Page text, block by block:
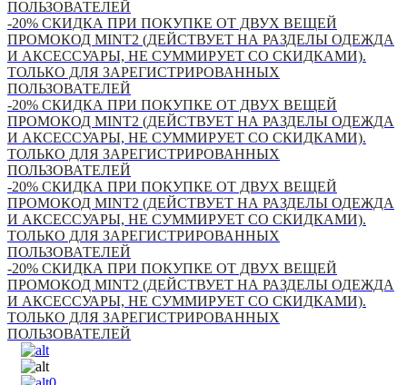
ПОЛЬЗОВАТЕЛЕЙ
-20% СКИДКА ПРИ ПОКУПКЕ ОТ ДВУХ ВЕЩЕЙ
ПРОМОКОД MINT2 (ДЕЙСТВУЕТ НА РАЗДЕЛЫ ОДЕЖДА
И АКСЕССУАРЫ, НЕ СУММИРУЕТ СО СКИДКАМИ).
ТОЛЬКО ДЛЯ ЗАРЕГИСТРИРОВАННЫХ
ПОЛЬЗОВАТЕЛЕЙ
-20% СКИДКА ПРИ ПОКУПКЕ ОТ ДВУХ ВЕЩЕЙ
ПРОМОКОД MINT2 (ДЕЙСТВУЕТ НА РАЗДЕЛЫ ОДЕЖДА
И АКСЕССУАРЫ, НЕ СУММИРУЕТ СО СКИДКАМИ).
ТОЛЬКО ДЛЯ ЗАРЕГИСТРИРОВАННЫХ
ПОЛЬЗОВАТЕЛЕЙ
-20% СКИДКА ПРИ ПОКУПКЕ ОТ ДВУХ ВЕЩЕЙ
ПРОМОКОД MINT2 (ДЕЙСТВУЕТ НА РАЗДЕЛЫ ОДЕЖДА
И АКСЕССУАРЫ, НЕ СУММИРУЕТ СО СКИДКАМИ).
ТОЛЬКО ДЛЯ ЗАРЕГИСТРИРОВАННЫХ
ПОЛЬЗОВАТЕЛЕЙ
-20% СКИДКА ПРИ ПОКУПКЕ ОТ ДВУХ ВЕЩЕЙ
ПРОМОКОД MINT2 (ДЕЙСТВУЕТ НА РАЗДЕЛЫ ОДЕЖДА
И АКСЕССУАРЫ, НЕ СУММИРУЕТ СО СКИДКАМИ).
ТОЛЬКО ДЛЯ ЗАРЕГИСТРИРОВАННЫХ
ПОЛЬЗОВАТЕЛЕЙ